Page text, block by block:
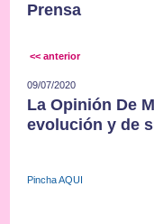
Prensa
<< anterior
09/07/2020
La Opinión De
evolución y de
Pincha AQUI